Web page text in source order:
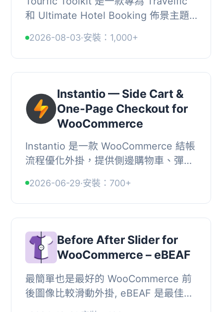
和 Ultimate Hotel Booking 佈景主題
宿預訂網站的功能與性能，並提供多種
內建範本...
2026-08-03·安裝：1,000+
Instantio — Side Cart &
One-Page Checkout for
WooCommerce
Instantio 是一款 WooCommerce 結帳
流程優化外掛，提供側邊購物車、彈出
多種版面配置，幫助縮短購物流程步
驟，提升顧客結...
2026-06-29·安裝：700+
Before After Slider for
WooCommerce – eBEAF
最簡單也是最好的 WooCommerce 前
後圖像比較滑動外掛, eBEAF 是最佳的